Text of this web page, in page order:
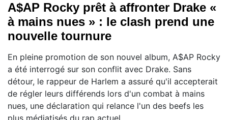
A$AP Rocky prêt à affronter Drake «
à mains nues » : le clash prend une
nouvelle tournure
En pleine promotion de son nouvel album, A$AP Rocky
a été interrogé sur son conflit avec Drake. Sans
détour, le rappeur de Harlem a assuré qu'il accepterait
de régler leurs différends lors d'un combat à mains
nues, une déclaration qui relance l'un des beefs les